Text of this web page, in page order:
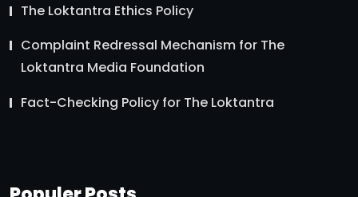
The Loktantra Ethics Policy
Complaint Redressal Mechanism for The
Loktantra Media Foundation
Fact-Checking Policy for The Loktantra